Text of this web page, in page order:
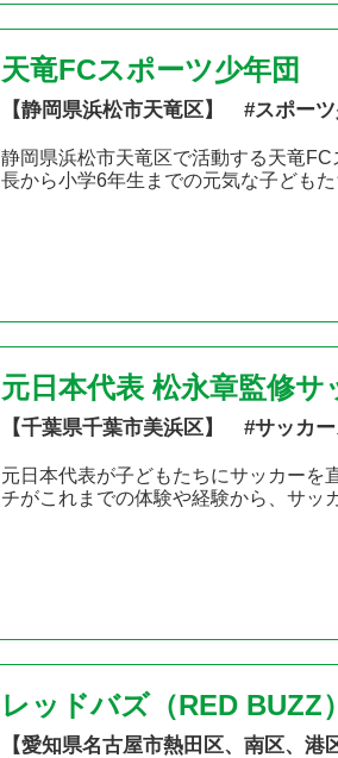
天竜FCスポーツ少年団
【静岡県浜松市天竜区】 #スポーツ
静岡県浜松市天竜区で活動する天竜
長から小学6年生までの元気な子ども
元日本代表 松永章監修サ
【千葉県千葉市美浜区】 #サッカ
元日本代表が子どもたちにサッカーを
チがこれまでの体験や経験から、サッ
レッドバズ（RED BUZZ）
【愛知県名古屋市熱田区、南区、